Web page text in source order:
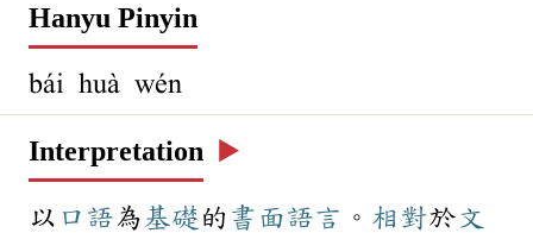
Hanyu Pinyin
bái huà wén
Interpretation ▶️
以 口語為 基礎 的 書面語言 。 相對於 文